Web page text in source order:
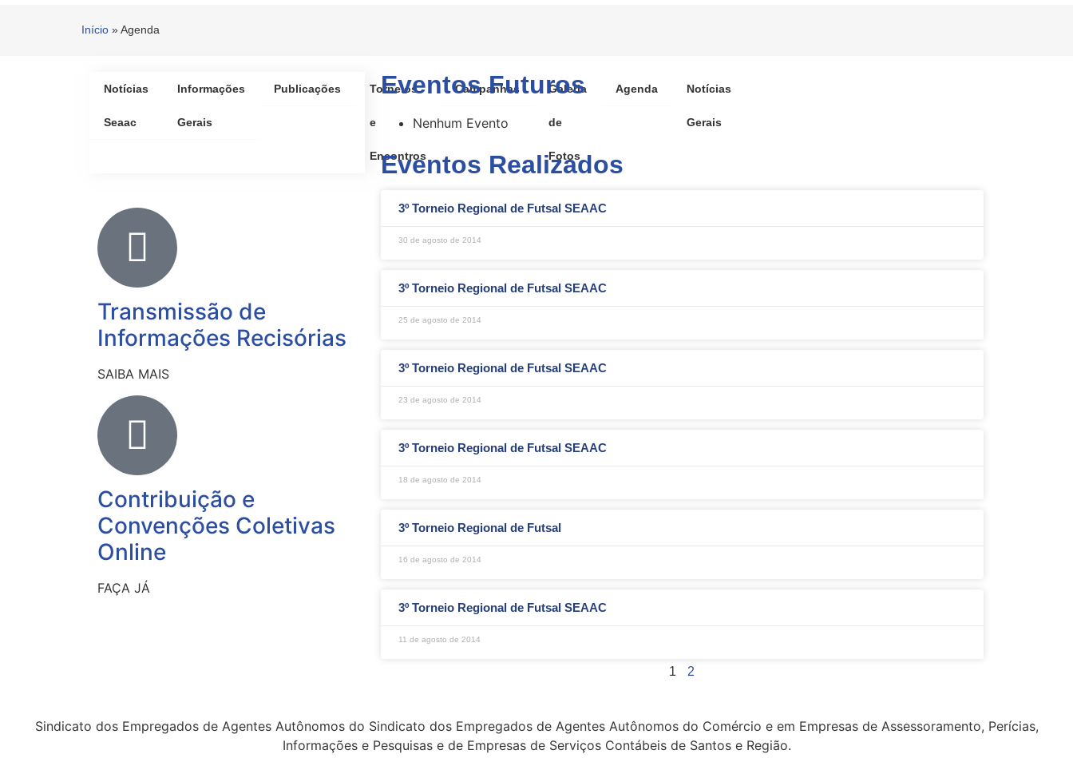
Início » Agenda
Notícias
Seaac
Informações
Gerais
Publicações Torneios
e
Encontros
Campanhas Galeria
de
Fotos
Agenda Notícias
Gerais
Transmissão de
Informações Recisórias
SAIBA MAIS
Contribuição e
Convenções Coletivas
Online
FAÇA JÁ
Eventos Futuros
Nenhum Evento
Eventos Realizados
3º Torneio Regional de Futsal SEAAC
30 de agosto de 2014
3º Torneio Regional de Futsal SEAAC
25 de agosto de 2014
3º Torneio Regional de Futsal SEAAC
23 de agosto de 2014
3º Torneio Regional de Futsal SEAAC
18 de agosto de 2014
3º Torneio Regional de Futsal
16 de agosto de 2014
3º Torneio Regional de Futsal SEAAC
11 de agosto de 2014
1 2
Sindicato dos Empregados de Agentes Autônomos do Sindicato dos Empregados de Agentes Autônomos do Comércio e em Empresas de Assessoramento, Perícias,
Informações e Pesquisas e de Empresas de Serviços Contábeis de Santos e Região.